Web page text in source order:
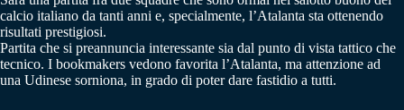
calcio italiano da tanti anni e, specialmente, l’Atalanta sta ottenendo
risultati prestigiosi.
Partita che si preannuncia interessante sia dal punto di vista tattico che
tecnico. I bookmakers vedono favorita l’Atalanta, ma attenzione ad
una Udinese sorniona, in grado di poter dare fastidio a tutti.